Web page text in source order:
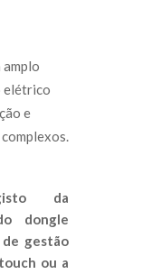
elétrico
e
da
dongle
gestão
ou a